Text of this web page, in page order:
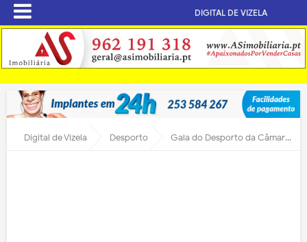
DIGITAL DE VIZELA
Digital de Vizela Desporto Gala do Desporto da Câmara de Vizela é hoje